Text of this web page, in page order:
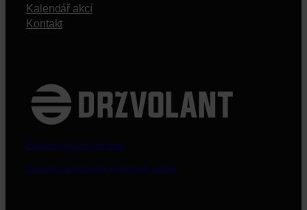
Kalendář akcí
Kontakt
Zásady použití cookies
Zásady zpracování osobních údajů